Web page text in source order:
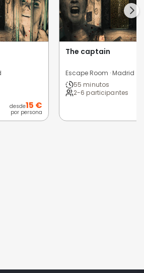
desde15 €
por persona
The captain
Escape Room · Madrid
55 minutos
2-6 participantes